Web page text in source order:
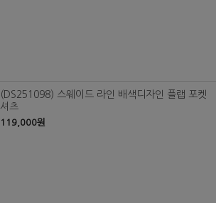
(DS251098) 스웨이드 라인 배색디자인 플랩 포켓
셔츠
119,000원